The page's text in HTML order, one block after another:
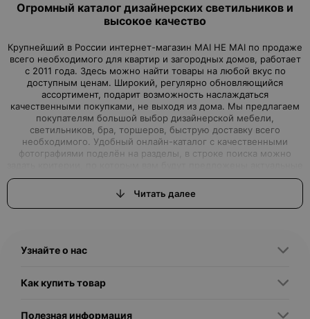
Огромный каталог дизайнерских светильников и
высокое качество
Крупнейший в России интернет-магазин MAI HE MAI по продаже
всего необходимого для квартир и загородных домов, работает
с 2011 года. Здесь можно найти товары на любой вкус по
доступным ценам. Широкий, регулярно обновляющийся
ассортимент, подарит возможность наслаждаться
качественными покупками, не выходя из дома. Мы предлагаем
покупателям большой выбор дизайнерской мебели,
светильников, бра, торшеров, быструю доставку всего
необходимого. Удобный онлайн-каталог с качественными
фотографиями поделён на разделы, в строке поиска можно
варианты товаров нашего магазина.Интернет-магазин, где вы
можете найти всё, что ищете
Вы задумали начать ремонт или просто обновить дизайн
предложения, которые смогут удовлетворить самые
неповторимым. Дизайнерские светильники купить любых
сферах жизни. Напольные светильники – торшеры украсят не
Читать далее
Узнайте о нас
Как купить товар
Полезная информация